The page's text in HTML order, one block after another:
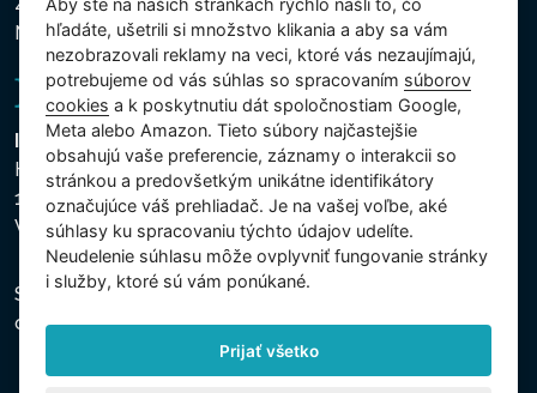
Nastavenie cookies
Intex Trading, s.r.o.
Hradecká 2526/3
130 00 Praha 3
Vinohrady - Česká republika
Spoločnosť je zapísaná na Mestskom súde v Prahe,
oddiel C, vložka 74759, IČO 26150808, DIČ CZ26150808.
Aby ste na našich stránkach rýchlo našli to, čo
hľadáte, ušetrili si množstvo klikania a aby sa vám
nezobrazovali reklamy na veci, ktoré vás nezaujímajú,
potrebujeme od vás súhlas so spracovaním súborov
cookies a k poskytnutiu dát spoločnostiam Google,
Meta alebo Amazon. Tieto súbory najčastejšie
obsahujú vaše preferencie, záznamy o interakcii so
stránkou a predovšetkým unikátne identifikátory
označujúce váš prehliadač. Je na vašej voľbe, aké
súhlasy ku spracovaniu týchto údajov udelíte.
Neudelenie súhlasu mȏže ovplyvniť fungovanie stránky
i služby, ktoré sú vám ponúkané.
Prijať všetko